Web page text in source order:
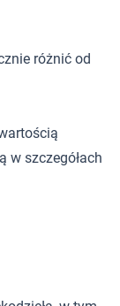
różnić od
w szczegółach